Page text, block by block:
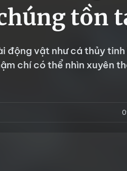
tồn
động vật như cá thủy
chí có thể nhìn xuyên